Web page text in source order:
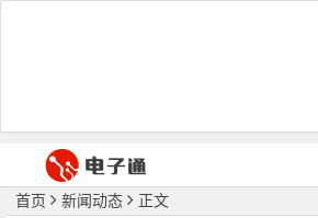
首页 新闻动态 正文